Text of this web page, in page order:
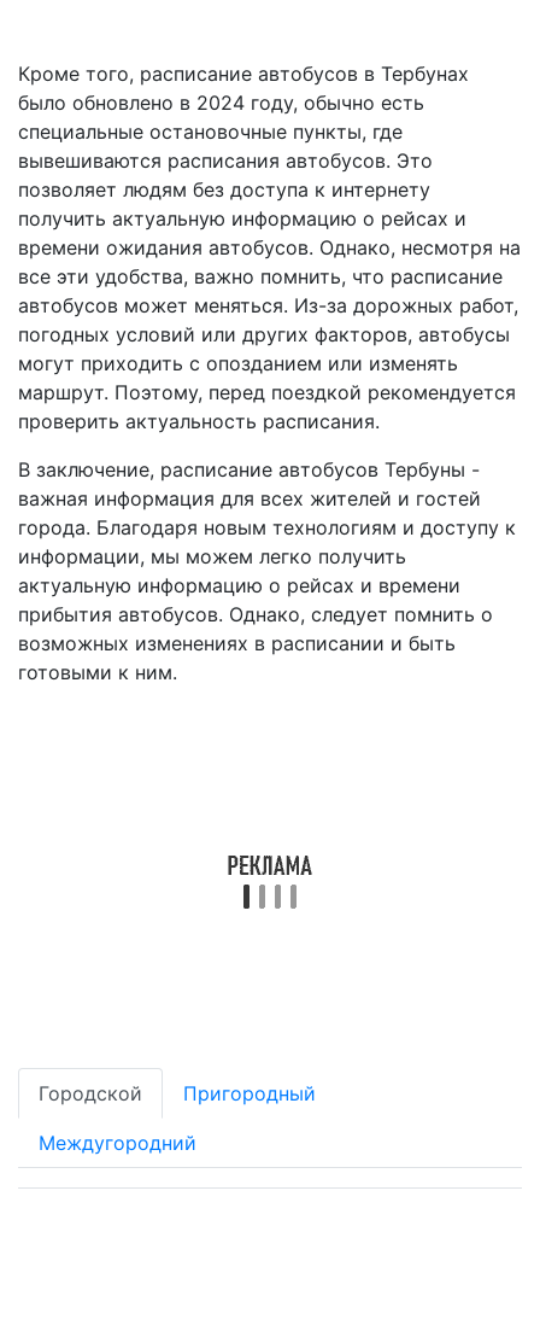
Кроме того, расписание автобусов в Тербунах
было обновлено в 2024 году, обычно есть
специальные остановочные пункты, где
вывешиваются расписания автобусов. Это
позволяет людям без доступа к интернету
получить актуальную информацию о рейсах и
времени ожидания автобусов. Однако, несмотря на
все эти удобства, важно помнить, что расписание
автобусов может меняться. Из-за дорожных работ,
погодных условий или других факторов, автобусы
могут приходить с опозданием или изменять
маршрут. Поэтому, перед поездкой рекомендуется
проверить актуальность расписания.
В заключение, расписание автобусов Тербуны -
важная информация для всех жителей и гостей
города. Благодаря новым технологиям и доступу к
информации, мы можем легко получить
актуальную информацию о рейсах и времени
прибытия автобусов. Однако, следует помнить о
возможных изменениях в расписании и быть
готовыми к ним.
Городской Пригородный
Междугородний